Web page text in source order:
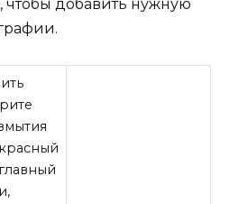
чтобы добавить нужную